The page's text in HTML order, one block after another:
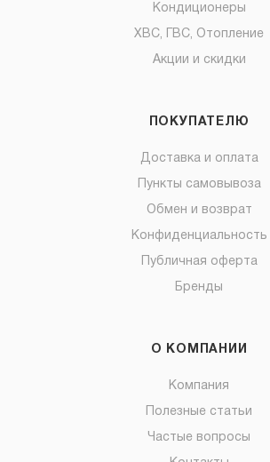
Кондиционеры
ХВС, ГВС, Отопление
Акции и скидки
ПОКУПАТЕЛЮ
Доставка и оплата
Пункты самовывоза
Обмен и возврат
Конфиденциальность
Публичная оферта
Бренды
О КОМПАНИИ
Компания
Полезные статьи
Частые вопросы